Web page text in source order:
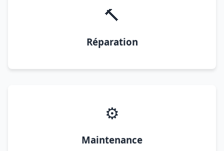
🔨
Réparation
⚙️
Maintenance